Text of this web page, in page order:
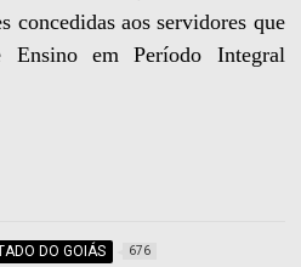
concedidas aos servidores que
Ensino em Período Integral
DO GOIÁS 676